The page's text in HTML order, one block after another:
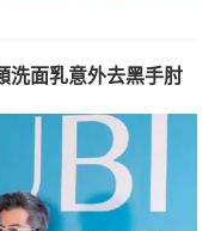
洗面乳意外去黑手肘